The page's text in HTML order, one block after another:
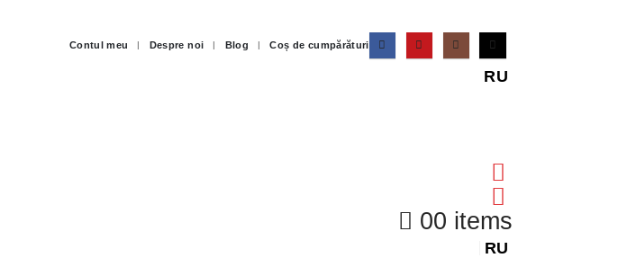
Contul meu Despre noi Blog Coș de cumpărături
RU
00 items
RU